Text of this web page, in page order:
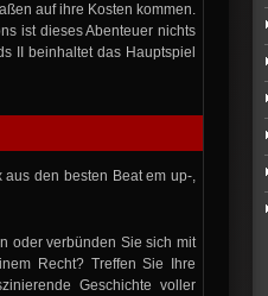
auf ihre Kosten kommen.
ist dieses Abenteuer nichts
II beinhaltet das Hauptspiel
den besten Beat em up-,
oder verbünden Sie sich mit
Recht? Treffen Sie Ihre
Geschichte voller